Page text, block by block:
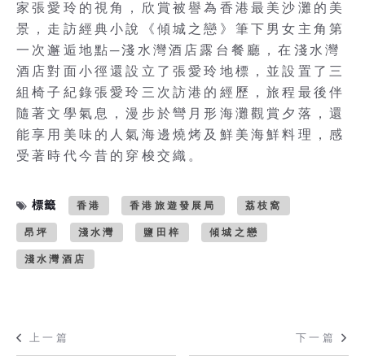
家張愛玲的視角，欣賞被譽為香港最美沙灘的美
景，走訪經典小說《傾城之戀》筆下男女主角第
一次邂逅地點─淺水灣酒店露台餐廳，在淺水灣
酒店對面小徑還設立了張愛玲地標，並設置了三
組椅子紀錄張愛玲三次訪港的經歷，旅程最後伴
隨著文學氣息，漫步於彎月形海灘觀賞夕落，還
能享用美味的人氣海邊燒烤及鮮美海鮮料理，感
受著時代今昔的穿梭交織。
標籤 香港 香港旅遊發展局 荔枝窩
昂坪 淺水灣 鹽田梓 傾城之戀
淺水灣酒店
上一篇 下一篇